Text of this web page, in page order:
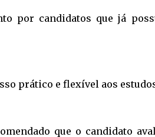
por candidatos que já
prático e flexível aos
que o candidato